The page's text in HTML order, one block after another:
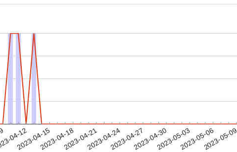
04-12
2023-04-152023-04-182023-04-212023-04-242023-04-272023-04-302023-05-032023-05-062023-05-09